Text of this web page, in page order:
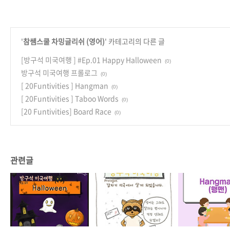
'참쌤스쿨 차밍글리쉬 (영어)' 카테고리의 다른 글
[방구석 미국여행 ] #Ep.01 Happy Halloween
(0)
방구석 미국여행 프롤로그 (0)
[ 20Funtivities ] Hangman (0)
[ 20Funtivities ] Taboo Words (0)
[20 Funtivities] Board Race (0)
관련글